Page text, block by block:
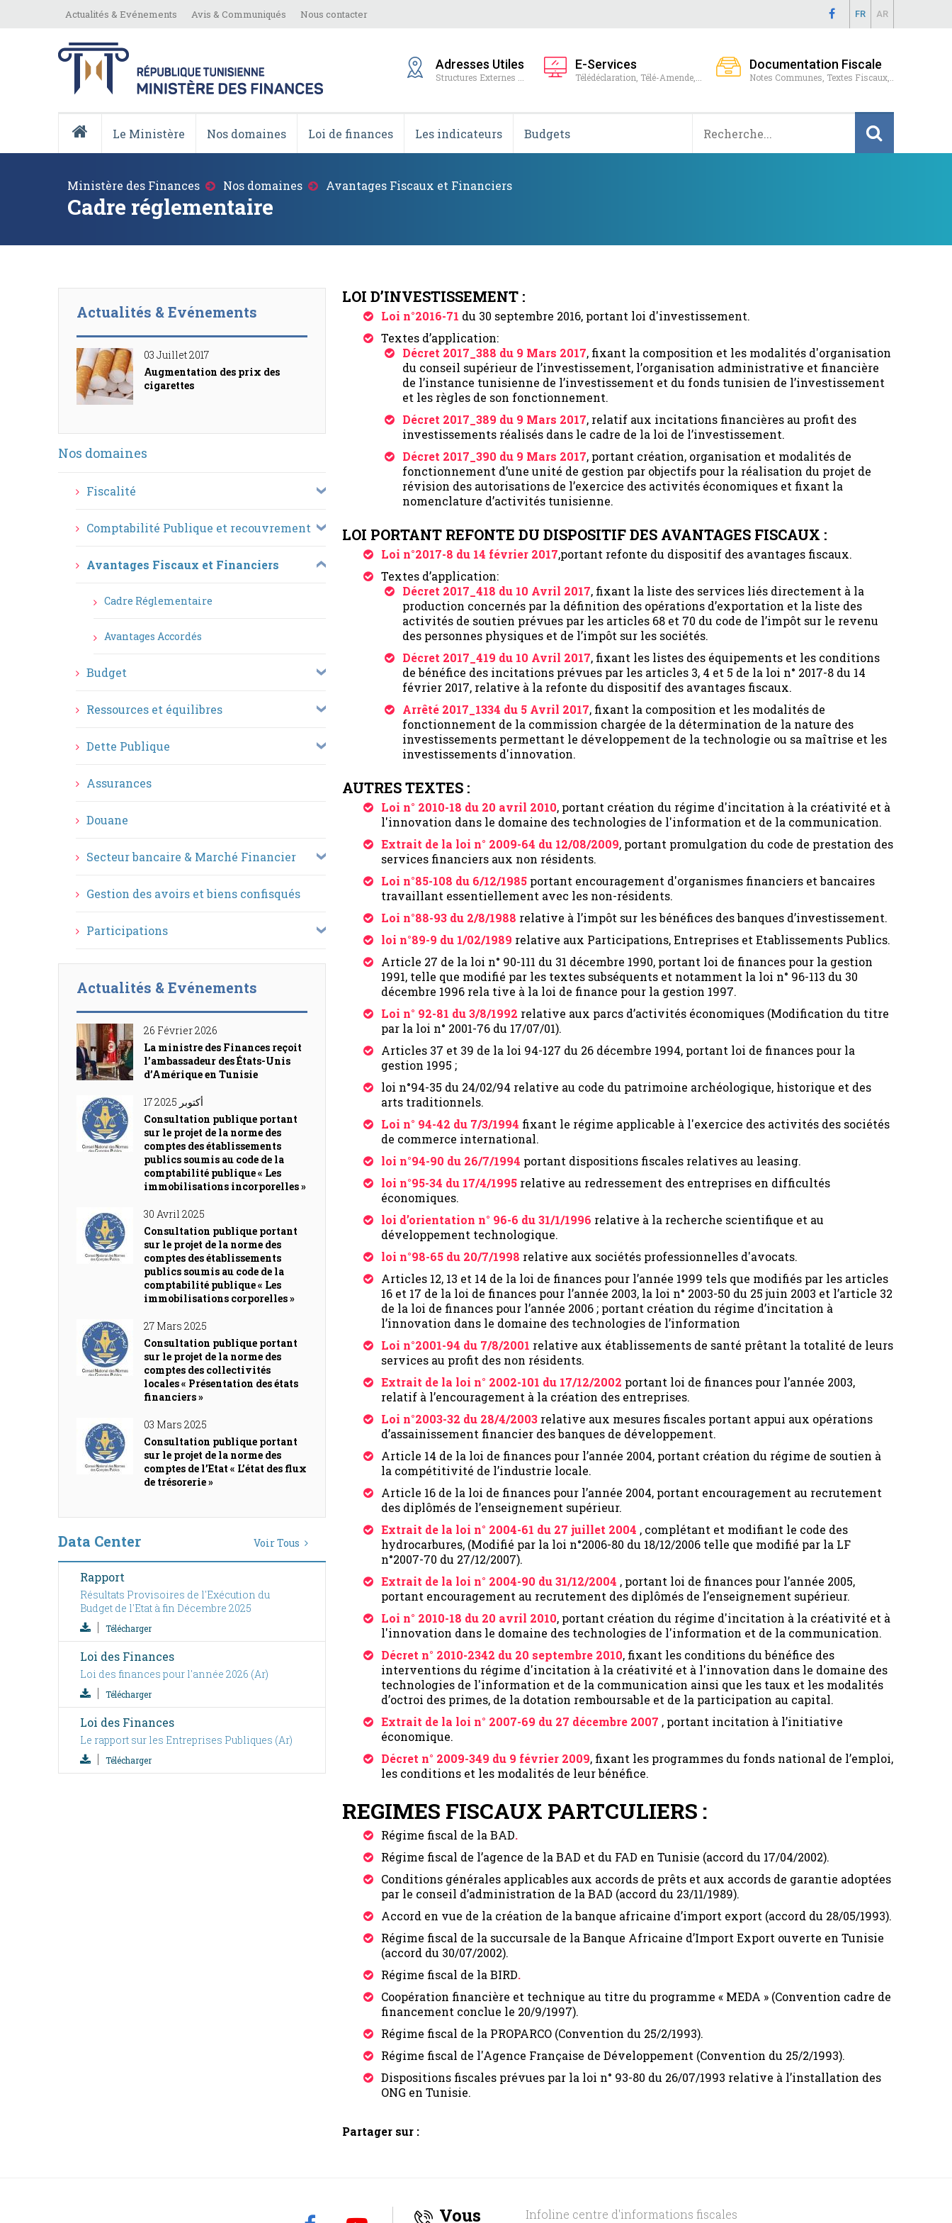
Menu
Actualités & Evénements Avis & Communiqués Nous contacter FR AR
Adresses Utiles
Structures Externes ...
E-Services
Télédéclaration, Télé-Amende,...
Documentation Fiscale
Notes Communes, Textes Fiscaux,..
Principale
Le Ministère Nos domaines Loi de finances Les indicateurs Budgets
Fil
Ministère des Finances Nos domaines Avantages Fiscaux et Financiers
Cadre réglementaire
Actualités & Evénements
03 Juillet 2017
Augmentation des prix des
cigarettes
Principale
Nos domaines
Fiscalité
Comptabilité Publique et recouvrement
Avantages Fiscaux et Financiers
Cadre Réglementaire
Avantages Accordés
Budget
Ressources et équilibres
Dette Publique
Assurances
Douane
Secteur bancaire & Marché Financier
Gestion des avoirs et biens confisqués
Participations
Actualités & Evénements
26 Février 2026
La ministre des Finances reçoit
l’ambassadeur des États-Unis
d’Amérique en Tunisie
17 أكتوبر 2025
Consultation publique portant
sur le projet de la norme des
comptes des établissements
publics soumis au code de la
comptabilité publique « Les
immobilisations incorporelles »
30 Avril 2025
Consultation publique portant
sur le projet de la norme des
comptes des établissements
publics soumis au code de la
comptabilité publique « Les
immobilisations corporelles »
27 Mars 2025
Consultation publique portant
sur le projet de la norme des
comptes des collectivités
locales « Présentation des états
financiers »
03 Mars 2025
Consultation publique portant
sur le projet de la norme des
comptes de l’Etat « L’état des flux
de trésorerie »
Data Center
Rapport
Résultats Provisoires de l'Exécution du
Budget de l'Etat à fin Décembre 2025
Télécharger
Loi des Finances
Loi des finances pour l'année 2026 (Ar)
Télécharger
Loi des Finances
Le rapport sur les Entreprises Publiques (Ar)
Télécharger
Voir Tous
LOI D’INVESTISSEMENT :
Loi n°2016-71 du 30 septembre 2016, portant loi d'investissement.
Textes d’application:
Décret 2017_388 du 9 Mars 2017, fixant la composition et les modalités d'organisation
du conseil supérieur de l’investissement, l’organisation administrative et financière
de l’instance tunisienne de l’investissement et du fonds tunisien de l’investissement
et les règles de son fonctionnement.
Décret 2017_389 du 9 Mars 2017, relatif aux incitations financières au profit des
investissements réalisés dans le cadre de la loi de l’investissement.
Décret 2017_390 du 9 Mars 2017, portant création, organisation et modalités de
fonctionnement d’une unité de gestion par objectifs pour la réalisation du projet de
révision des autorisations de l’exercice des activités économiques et fixant la
nomenclature d’activités tunisienne.
LOI PORTANT REFONTE DU DISPOSITIF DES AVANTAGES FISCAUX :
Loi n°2017-8 du 14 février 2017,portant refonte du dispositif des avantages fiscaux.
Textes d’application:
Décret 2017_418 du 10 Avril 2017, fixant la liste des services liés directement à la
production concernés par la définition des opérations d’exportation et la liste des
activités de soutien prévues par les articles 68 et 70 du code de l’impôt sur le revenu
des personnes physiques et de l’impôt sur les sociétés.
Décret 2017_419 du 10 Avril 2017, fixant les listes des équipements et les conditions
de bénéfice des incitations prévues par les articles 3, 4 et 5 de la loi n° 2017-8 du 14
février 2017, relative à la refonte du dispositif des avantages fiscaux.
Arrêté 2017_1334 du 5 Avril 2017, fixant la composition et les modalités de
fonctionnement de la commission chargée de la détermination de la nature des
investissements permettant le développement de la technologie ou sa maîtrise et les
investissements d'innovation.
AUTRES TEXTES :
Loi n° 2010-18 du 20 avril 2010, portant création du régime d'incitation à la créativité et à
l'innovation dans le domaine des technologies de l'information et de la communication.
Extrait de la loi n° 2009-64 du 12/08/2009, portant promulgation du code de prestation des
services financiers aux non résidents.
Loi n°85-108 du 6/12/1985 portant encouragement d'organismes financiers et bancaires
travaillant essentiellement avec les non-résidents.
Loi n°88-93 du 2/8/1988 relative à l’impôt sur les bénéfices des banques d’investissement.
loi n°89-9 du 1/02/1989 relative aux Participations, Entreprises et Etablissements Publics.
Article 27 de la loi n° 90-111 du 31 décembre 1990, portant loi de finances pour la gestion
1991, telle que modifié par les textes subséquents et notamment la loi n° 96-113 du 30
décembre 1996 rela tive à la loi de finance pour la gestion 1997.
Loi n° 92-81 du 3/8/1992 relative aux parcs d’activités économiques (Modification du titre
par la loi n° 2001-76 du 17/07/01).
Articles 37 et 39 de la loi 94-127 du 26 décembre 1994, portant loi de finances pour la
gestion 1995 ;
loi n°94-35 du 24/02/94 relative au code du patrimoine archéologique, historique et des
arts traditionnels.
Loi n° 94-42 du 7/3/1994 fixant le régime applicable à l'exercice des activités des sociétés
de commerce international.
loi n°94-90 du 26/7/1994 portant dispositions fiscales relatives au leasing.
loi n°95-34 du 17/4/1995 relative au redressement des entreprises en difficultés
économiques.
loi d’orientation n° 96-6 du 31/1/1996 relative à la recherche scientifique et au
développement technologique.
loi n°98-65 du 20/7/1998 relative aux sociétés professionnelles d'avocats.
Articles 12, 13 et 14 de la loi de finances pour l’année 1999 tels que modifiés par les articles
16 et 17 de la loi de finances pour l’année 2003, la loi n° 2003-50 du 25 juin 2003 et l’article 32
de la loi de finances pour l’année 2006 ; portant création du régime d’incitation à
l’innovation dans le domaine des technologies de l’information
Loi n°2001-94 du 7/8/2001 relative aux établissements de santé prêtant la totalité de leurs
services au profit des non résidents.
Extrait de la loi n° 2002-101 du 17/12/2002 portant loi de finances pour l’année 2003,
relatif à l’encouragement à la création des entreprises.
Loi n°2003-32 du 28/4/2003 relative aux mesures fiscales portant appui aux opérations
d’assainissement financier des banques de développement.
Article 14 de la loi de finances pour l’année 2004, portant création du régime de soutien à
la compétitivité de l’industrie locale.
Article 16 de la loi de finances pour l’année 2004, portant encouragement au recrutement
des diplômés de l’enseignement supérieur.
Extrait de la loi n° 2004-61 du 27 juillet 2004 , complétant et modifiant le code des
hydrocarbures, (Modifié par la loi n°2006-80 du 18/12/2006 telle que modifié par la LF
n°2007-70 du 27/12/2007).
Extrait de la loi n° 2004-90 du 31/12/2004 , portant loi de finances pour l’année 2005,
portant encouragement au recrutement des diplômés de l’enseignement supérieur.
Loi n° 2010-18 du 20 avril 2010, portant création du régime d'incitation à la créativité et à
l'innovation dans le domaine des technologies de l'information et de la communication.
Décret n° 2010-2342 du 20 septembre 2010, fixant les conditions du bénéfice des
interventions du régime d'incitation à la créativité et à l'innovation dans le domaine des
technologies de l'information et de la communication ainsi que les taux et les modalités
d’octroi des primes, de la dotation remboursable et de la participation au capital.
Extrait de la loi n° 2007-69 du 27 décembre 2007 , portant incitation à l’initiative
économique.
Décret n° 2009-349 du 9 février 2009, fixant les programmes du fonds national de l’emploi,
les conditions et les modalités de leur bénéfice.
REGIMES FISCAUX PARTCULIERS :
Régime fiscal de la BAD.
Régime fiscal de l’agence de la BAD et du FAD en Tunisie (accord du 17/04/2002).
Conditions générales applicables aux accords de prêts et aux accords de garantie adoptées
par le conseil d’administration de la BAD (accord du 23/11/1989).
Accord en vue de la création de la banque africaine d’import export (accord du 28/05/1993).
Régime fiscal de la succursale de la Banque Africaine d’Import Export ouverte en Tunisie
(accord du 30/07/2002).
Régime fiscal de la BIRD.
Coopération financière et technique au titre du programme « MEDA » (Convention cadre de
financement conclue le 20/9/1997).
Régime fiscal de la PROPARCO (Convention du 25/2/1993).
Régime fiscal de l'Agence Française de Développement (Convention du 25/2/1993).
Dispositions fiscales prévues par la loi n° 93-80 du 26/07/1993 relative à l’installation des
ONG en Tunisie.
Partager sur :
Vous Infoline centre d'informations fiscales